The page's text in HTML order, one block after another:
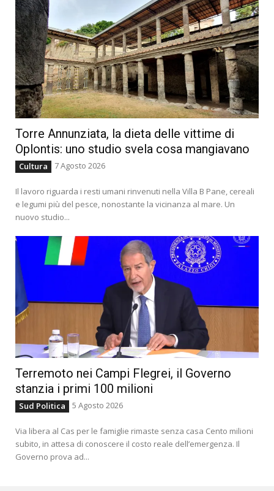
Torre Annunziata, la dieta delle vittime di
Oplontis: uno studio svela cosa mangiavano
Cultura 7 Agosto 2026
Il lavoro riguarda i resti umani rinvenuti nella Villa B Pane, cereali
e legumi più del pesce, nonostante la vicinanza al mare. Un
nuovo studio...
Terremoto nei Campi Flegrei, il Governo
stanzia i primi 100 milioni
Sud Politica 5 Agosto 2026
Via libera al Cas per le famiglie rimaste senza casa Cento milioni
subito, in attesa di conoscere il costo reale dell’emergenza. Il
Governo prova ad...